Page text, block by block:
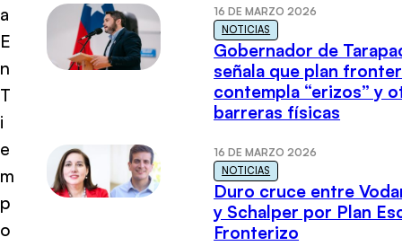
a
E
n
T
i
e
m
p
o
16 DE MARZO 2026
NOTICIAS
Gobernador de
señala que plan
contempla “erizos” y
barreras físicas
16 DE MARZO 2026
NOTICIAS
Duro cruce entre
y Schalper por Plan
Fronterizo